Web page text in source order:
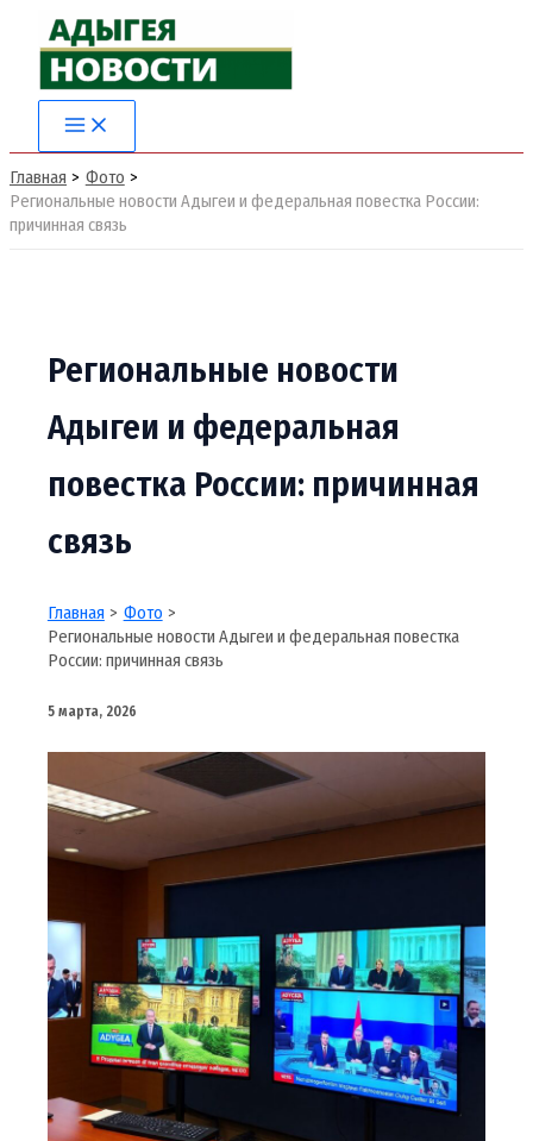
Перейти
содержимому
Главная
Фото
Региональные новости Адыгеи и федеральная повестка России:
причинная связь
Региональные новости
Адыгеи и федеральная
повестка России: причинная
связь
Главная
Фото
Региональные новости Адыгеи и федеральная повестка
России: причинная связь
5 марта, 2026